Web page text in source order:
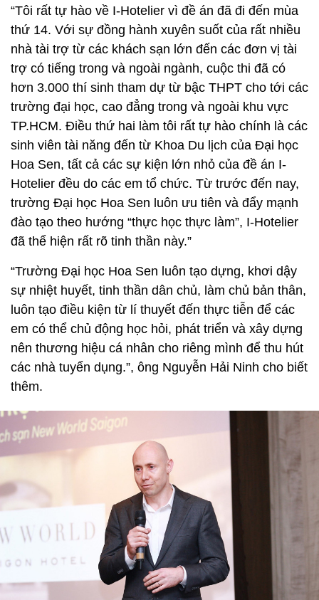
“Tôi rất tự hào về I-Hotelier vì đề án đã đi đến mùa
thứ 14. Với sự đồng hành xuyên suốt của rất nhiều
nhà tài trợ từ các khách sạn lớn đến các đơn vị tài
trợ có tiếng trong và ngoài ngành, cuộc thi đã có
hơn 3.000 thí sinh tham dự từ bậc THPT cho tới các
trường đại học, cao đẳng trong và ngoài khu vực
TP.HCM. Điều thứ hai làm tôi rất tự hào chính là các
sinh viên tài năng đến từ Khoa Du lịch của Đại học
Hoa Sen, tất cả các sự kiện lớn nhỏ của đề án I-
Hotelier đều do các em tổ chức. Từ trước đến nay,
trường Đại học Hoa Sen luôn ưu tiên và đẩy mạnh
đào tạo theo hướng “thực học thực làm”, I-Hotelier
đã thể hiện rất rõ tinh thần này.”
“Trường Đại học Hoa Sen luôn tạo dựng, khơi dậy
sự nhiệt huyết, tinh thần dân chủ, làm chủ bản thân,
luôn tạo điều kiện từ lí thuyết đến thực tiễn để các
em có thể chủ động học hỏi, phát triển và xây dựng
nên thương hiệu cá nhân cho riêng mình để thu hút
các nhà tuyển dụng.”, ông Nguyễn Hải Ninh cho biết
thêm.